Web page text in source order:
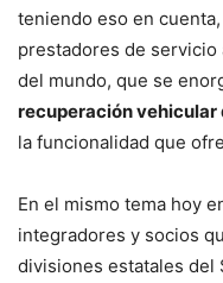
teniendo eso en
prestadores de servicio
del mundo, que se
recuperación vehicular
la funcionalidad que
En el mismo tema hoy
integradores y socios
divisiones estatales del